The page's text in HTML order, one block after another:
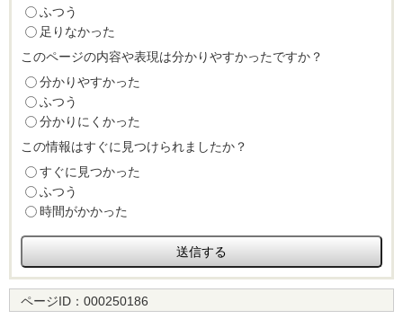
ふつう
足りなかった
このページの内容や表現は分かりやすかったですか？
分かりやすかった
ふつう
分かりにくかった
この情報はすぐに見つけられましたか？
すぐに見つかった
ふつう
時間がかかった
ページID： 000250186